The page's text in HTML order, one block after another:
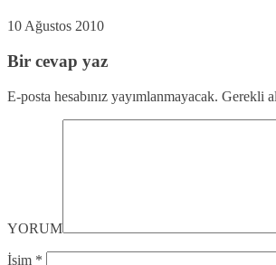
10 Ağustos 2010
Bir cevap yaz
E-posta hesabınız yayımlanmayacak. Gerekli
YORUM
İsim *